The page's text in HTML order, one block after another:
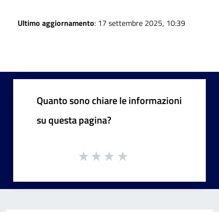
Ultimo aggiornamento: 17 settembre 2025, 10:39
Quanto sono chiare le informazioni
su questa pagina?